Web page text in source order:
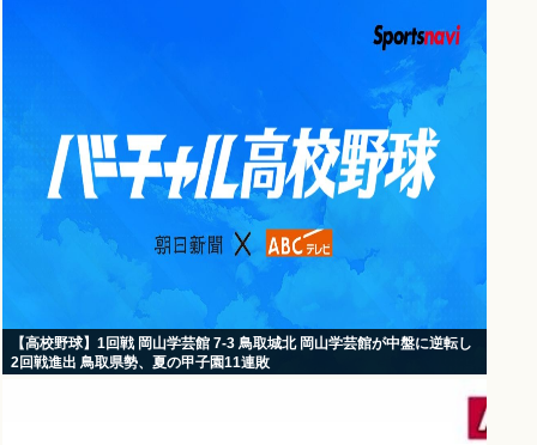
【高校野球】1回戦 岡山学芸館 7-3 鳥取城北 岡山学芸館が中盤に逆転し
2回戦進出 鳥取県勢、夏の甲子園11連敗